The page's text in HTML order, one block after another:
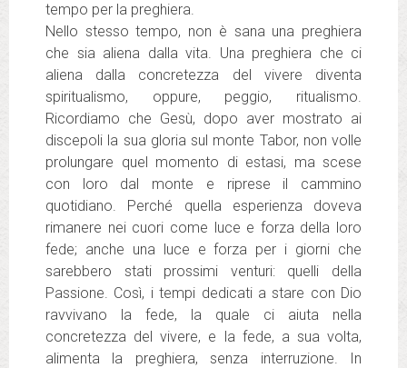
tempo per la preghiera.
Nello stesso tempo, non è sana una preghiera
che sia aliena dalla vita. Una preghiera che ci
aliena dalla concretezza del vivere diventa
spiritualismo, oppure, peggio, ritualismo.
Ricordiamo che Gesù, dopo aver mostrato ai
discepoli la sua gloria sul monte Tabor, non volle
prolungare quel momento di estasi, ma scese
con loro dal monte e riprese il cammino
quotidiano. Perché quella esperienza doveva
rimanere nei cuori come luce e forza della loro
fede; anche una luce e forza per i giorni che
sarebbero stati prossimi venturi: quelli della
Passione. Così, i tempi dedicati a stare con Dio
ravvivano la fede, la quale ci aiuta nella
concretezza del vivere, e la fede, a sua volta,
alimenta la preghiera, senza interruzione. In